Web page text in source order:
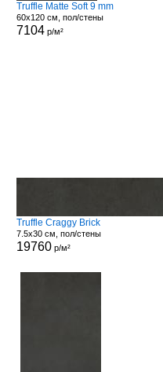
Truffle Matte Soft 9 mm
60x120 см, пол/стены
7104р/м²
Truffle Craggy Brick
7.5x30 см, пол/стены
19760р/м²